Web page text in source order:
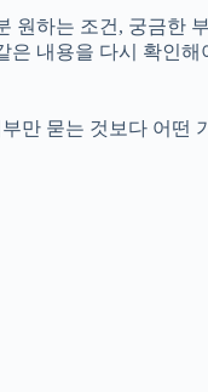
원하는 조건, 궁금한
내용을 다시 확인해
만 묻는 것보다 어떤